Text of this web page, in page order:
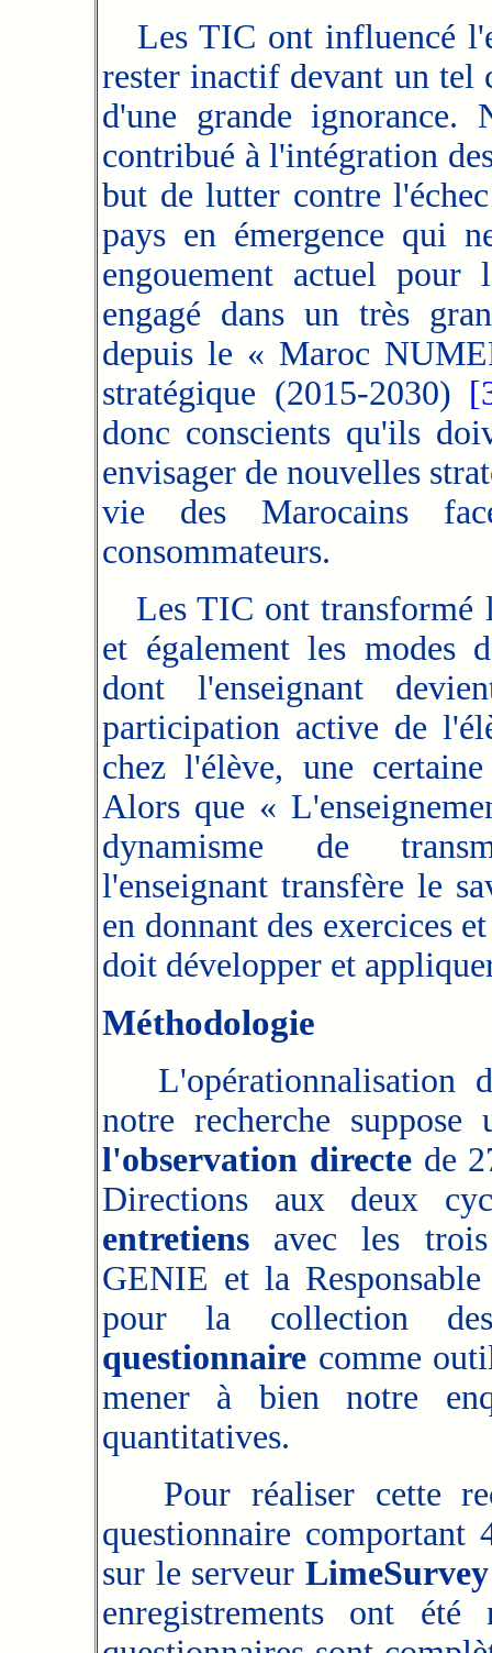
Les TIC ont influencé
rester inactif devant un tel
d'une grande
contribué à l'intégration
but de lutter contre
pays en émergence qui
engouement actuel pour
engagé dans un très
depuis le « Maroc
stratégique (2015-2030)
donc conscients qu'ils
envisager de nouvelles
vie des Marocains
consommateurs.
Les TIC ont transformé
et également les modes
dont l'enseignant
participation active de
chez l'élève, une
Alors que «
dynamisme de
l'enseignant transfère le
en donnant des exercices
doit développer et
Méthodologie
L'opérationnalisation
notre recherche
l'observation directede
Directions aux deux
entretiens avec les trois
GENIE et la
pour la collection
questionnaire comme
mener à bien notre
quantitatives.
Pour réaliser cette
questionnaire
sur le serveur LimeSurvey
enregistrements ont